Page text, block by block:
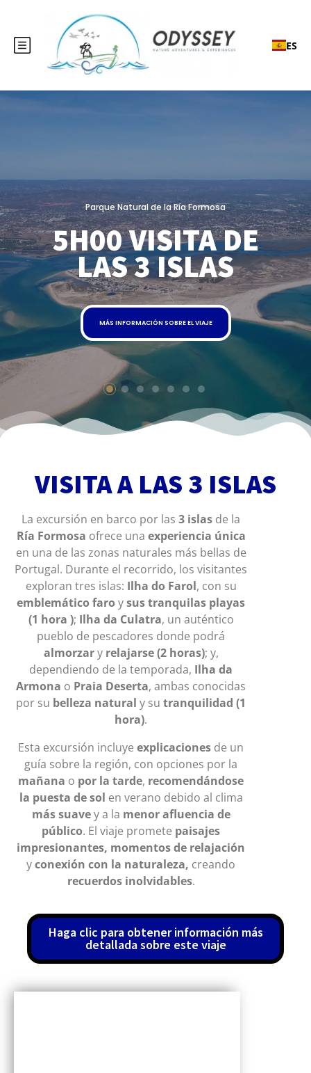
ES
Parque Natural de la Ría Formosa
5H00 VISITA DE
LAS 3 ISLAS
MÁS INFORMACIÓN SOBRE EL VIAJE
VISITA A LAS 3 ISLAS
La excursión en barco por las 3 islas de la
Ría Formosa ofrece una experiencia única
en una de las zonas naturales más bellas de
Portugal. Durante el recorrido, los visitantes
exploran tres islas: Ilha do Farol, con su
emblemático faro ysus tranquilas playas
(1 hora ); Ilha da Culatra, un auténtico
pueblo de pescadores donde podrá
almorzary relajarse (2 horas); y,
dependiendo de la temporada, Ilha da
Armona o Praia Deserta, ambas conocidas
por su belleza natural y su tranquilidad (1
hora).
Esta excursión incluye explicaciones de un
guía sobre la región, con opciones por la
mañana o por la tarde, recomendándose
la puesta de sol en verano debido al clima
más suavey a la menor afluencia de
público. El viaje promete paisajes
impresionantes, momentos de relajación
yconexión con la naturaleza, creando
recuerdos inolvidables.
Haga clic para obtener información más
detallada sobre este viaje